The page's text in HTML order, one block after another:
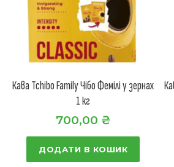
Кава Tchibo Family Чібо Фемілі у зернах
1 кг
700,00 ₴
ДОДАТИ В КОШИК